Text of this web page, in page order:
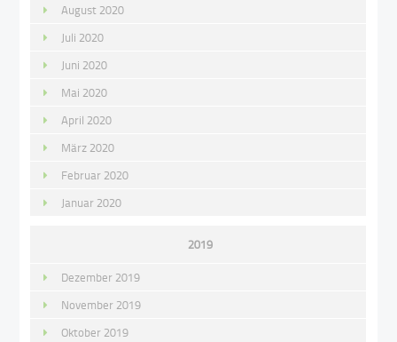
August 2020
Juli 2020
Juni 2020
Mai 2020
April 2020
März 2020
Februar 2020
Januar 2020
2019
Dezember 2019
November 2019
Oktober 2019